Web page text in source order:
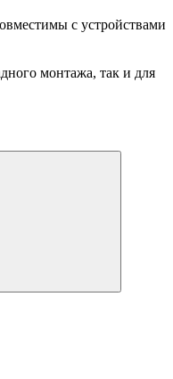
с устройствами
монтажа, так и для